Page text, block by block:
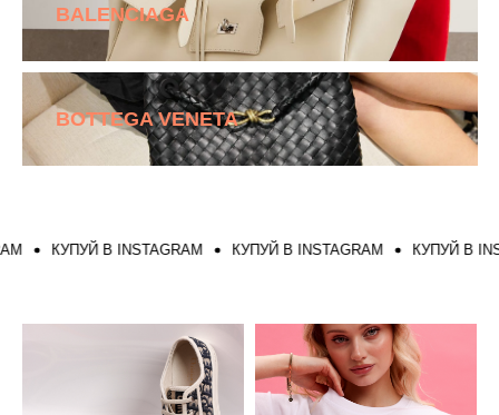
BALENCIAGA
BOTTEGA VENETA
КУПУЙ В INSTAGRAM КУПУЙ В INSTAGRAM КУПУЙ В